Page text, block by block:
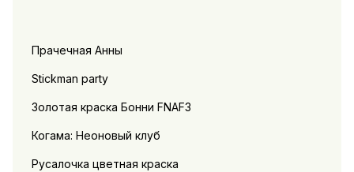
Прачечная Анны
Stickman party
Золотая краска Бонни FNAF3
Когама: Неоновый клуб
Русалочка цветная краска